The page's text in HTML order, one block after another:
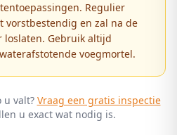
Regulier
vorstbestendig en zal na de
loslaten. Gebruik altijd
voegmortel.
valt? Vraag een gratis inspectie
u exact wat nodig is.